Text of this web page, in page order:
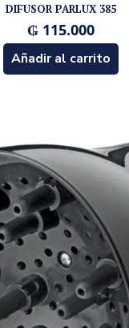
DIFUSOR PARLUX 385
₲ 115.000
Añadir al carrito